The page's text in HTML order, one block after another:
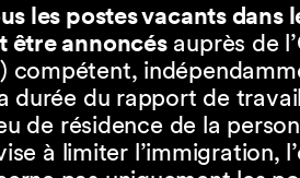
les postes vacants dans
être annoncésauprès de
compétent,
durée du rapport de
de résidence de la
à limiter l’immigration,